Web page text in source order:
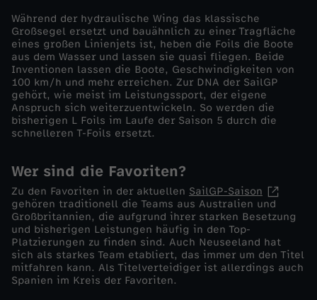
a
n
d
v
m
1
9
.
Während der hydraulische Wing das klassische
Großsegel ersetzt und bauähnlich zu einer Tragfläche
eines großen Linienjets ist, heben die Foils die Boote
aus dem Wasser und lassen sie quasi fliegen. Beide
Inventionen lassen die Boote, Geschwindigkeiten von
100 km/h und mehr erreichen. Zur DNA der SailGP
gehört, wie meist im Leistungssport, der eigene
Anspruch sich weiterzuentwickeln. So werden die
bisherigen L Foils im Laufe der Saison 5 durch die
schnelleren T-Foils ersetzt.
Wer sind die Favoriten?
Zu den Favoriten in der aktuellen SailGP-Saison
gehören traditionell die Teams aus Australien und
Großbritannien, die aufgrund ihrer starken Besetzung
und bisherigen Leistungen häufig in den Top-
Platzierungen zu finden sind. Auch Neuseeland hat
sich als starkes Team etabliert, das immer um den Titel
mitfahren kann. Als Titelverteidiger ist allerdings auch
Spanien im Kreis der Favoriten.